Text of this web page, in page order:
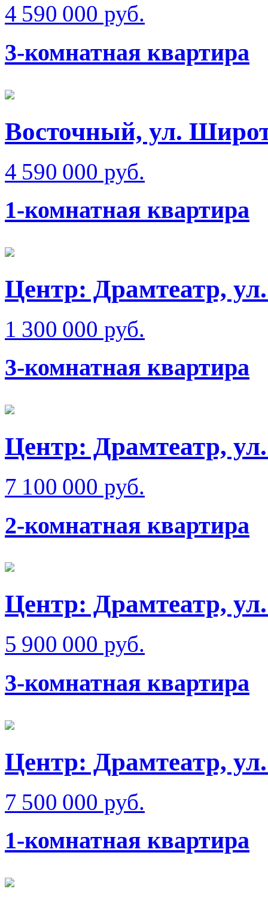
4 590 000 руб.
3-комнатная квартира
Восточный, ул.
4 590 000 руб.
1-комнатная квартира
Центр: Драмтеатр,
1 300 000 руб.
3-комнатная квартира
Центр: Драмтеатр,
7 100 000 руб.
2-комнатная квартира
Центр: Драмтеатр,
5 900 000 руб.
3-комнатная квартира
Центр: Драмтеатр,
7 500 000 руб.
1-комнатная квартира